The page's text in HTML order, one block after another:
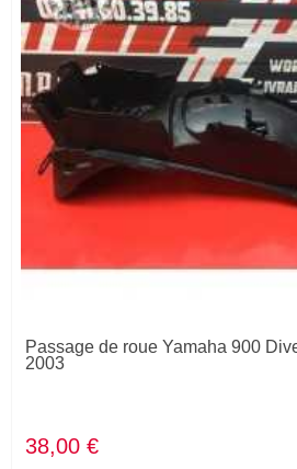
Passage de roue Yamaha 900
2003
38,00 €